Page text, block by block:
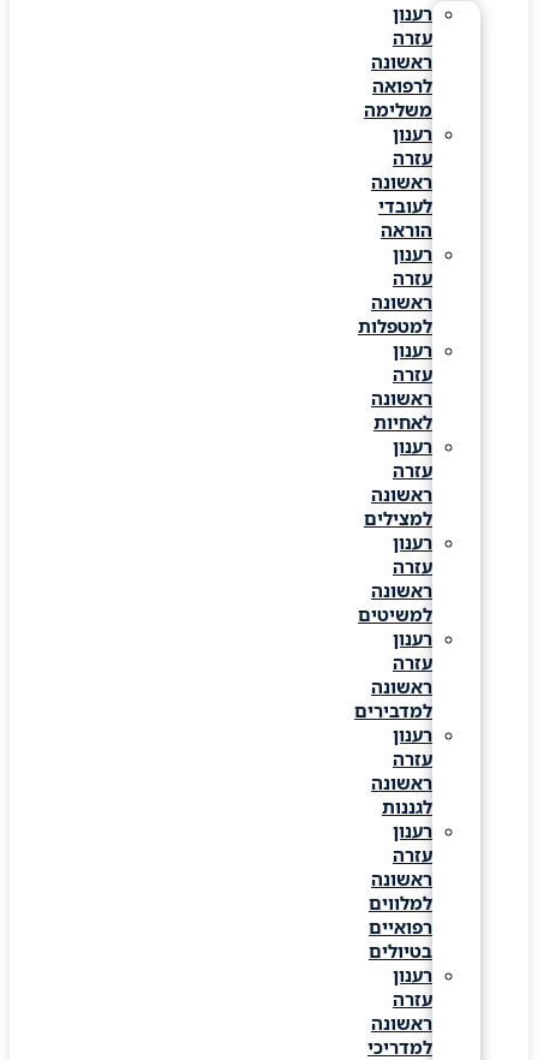
רענון
עזרה
ראשונה
לרפואה
משלימה
רענון
עזרה
ראשונה
לעובדי
הוראה
רענון
עזרה
ראשונה
למטפלות
רענון
עזרה
ראשונה
לאחיות
רענון
עזרה
ראשונה
למצילים
רענון
עזרה
ראשונה
למשיטים
רענון
עזרה
ראשונה
למדבירים
רענון
עזרה
ראשונה
לגננות
רענון
עזרה
ראשונה
למלווים
רפואיים
בטיולים
רענון
עזרה
ראשונה
למדריכי